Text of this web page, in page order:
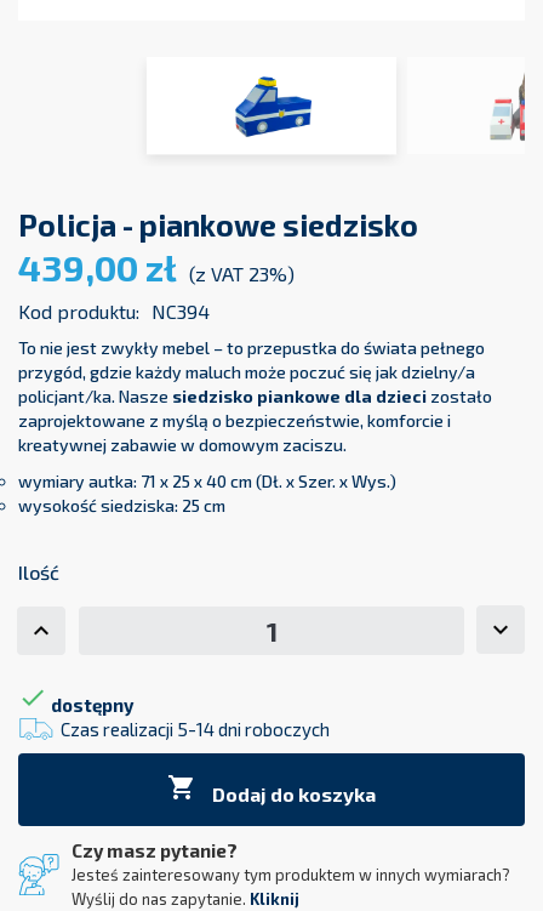
Policja - piankowe siedzisko
439,00 zł (z VAT 23%)
Kod produktu:
NC394
To nie jest zwykły mebel – to przepustka do świata pełnego
przygód, gdzie każdy maluch może poczuć się jak dzielny/a
policjant/ka. Nasze siedzisko piankowe dla dzieci zostało
zaprojektowane z myślą o bezpieczeństwie, komforcie i
kreatywnej zabawie w domowym zaciszu.
wymiary autka: 71 x 25 x 40 cm (Dł. x Szer. x Wys.)
wysokość siedziska: 25 cm
Ilość
 dostępny
Czas realizacji 5-14 dni roboczych
 Dodaj do koszyka
Czy masz pytanie?
Jesteś zainteresowany tym produktem w innych wymiarach?
Wyślij do nas zapytanie. Kliknij